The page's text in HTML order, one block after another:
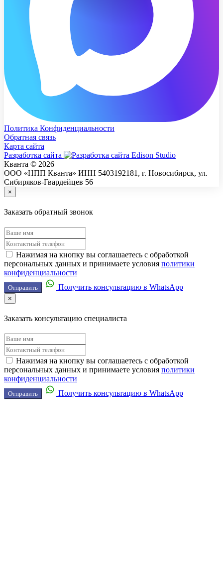
Политика Конфиденциальности
Обратная связь
Карта сайта
Разработка сайта
Кванта © 2026
ООО «НПП Кванта» ИНН 5403192181, г. Новосибирск, ул.
Сибиряков-Гвардейцев 56
×
Заказать обратный звонок
Нажимая на кнопку вы соглашаетесь с обработкой
персональных данных и принимаете условия политики
конфиденциальности
Отправить Получить консультацию в WhatsApp
×
Заказать консультацию специалиста
Нажимая на кнопку вы соглашаетесь с обработкой
персональных данных и принимаете условия политики
конфиденциальности
Отправить Получить консультацию в WhatsApp